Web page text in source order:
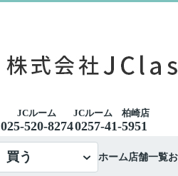
JCルーム
025-520-8274
JCルーム 柏崎店
0257-41-5951
買う ホーム店舗一覧